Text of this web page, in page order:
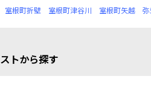
室根町折壁
室根町津谷川 室根町矢越
トから探す